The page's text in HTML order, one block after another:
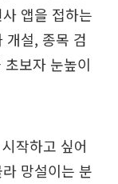
앱을 접하는
개설, 종목 검
보자 눈높이
작하고 싶어
망설이는 분